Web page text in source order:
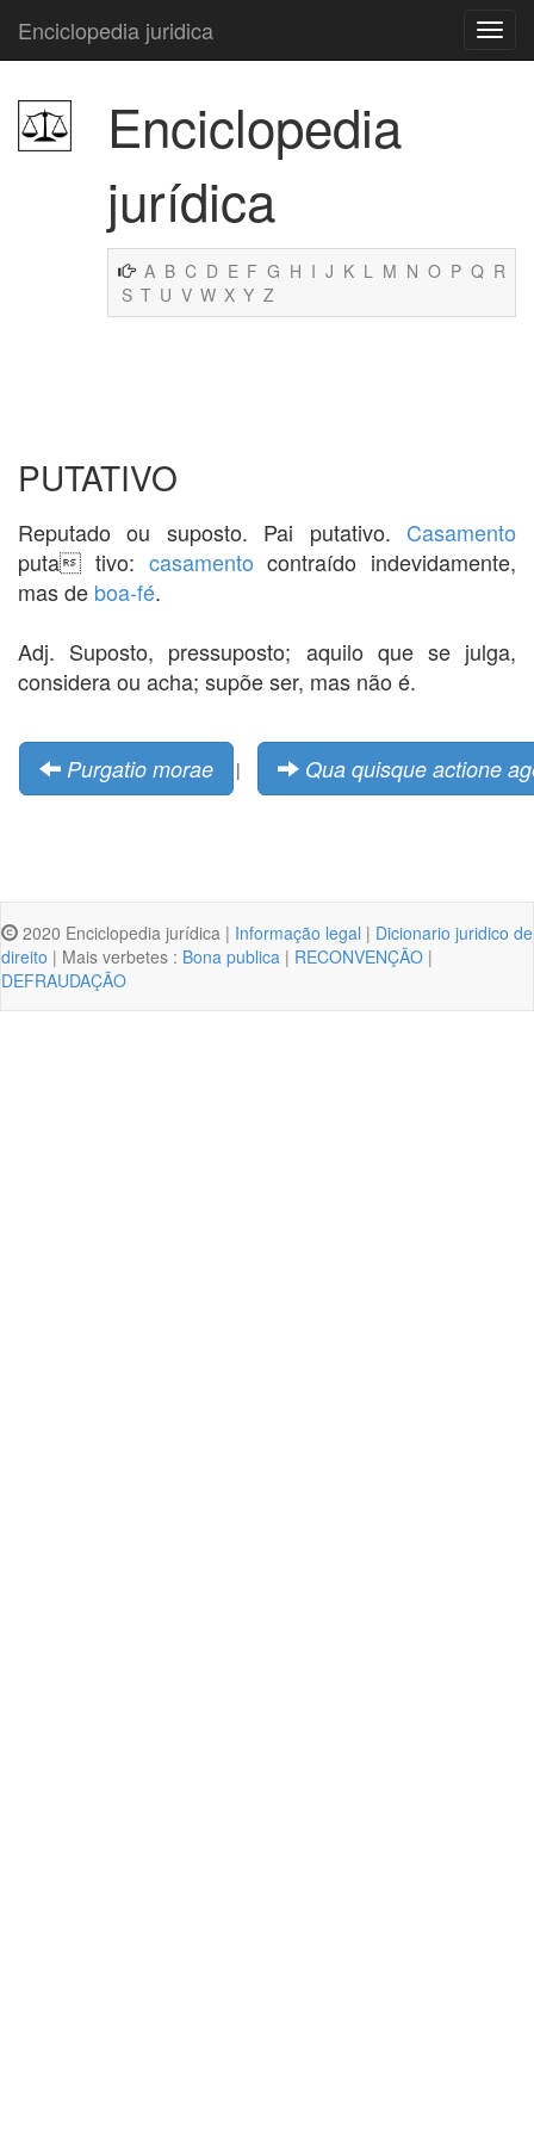
Enciclopedia juridica
Enciclopedia
jurídica
A B C D E F G H I J K L M N O P Q R
S T U V W X Y Z
PUTATIVO
Reputado ou suposto. Pai putativo. Casamento
puta tivo: casamento contraído indevidamente,
mas de boa-fé.
Adj. Suposto, pressuposto; aquilo que se julga,
considera ou acha; supõe ser, mas não é.
Purgatio morae | Qua quisque actione
2020 Enciclopedia jurídica | Informação legal | Dicionario juridico de
direito | Mais verbetes : Bona publica | RECONVENÇÃO |
DEFRAUDAÇÃO